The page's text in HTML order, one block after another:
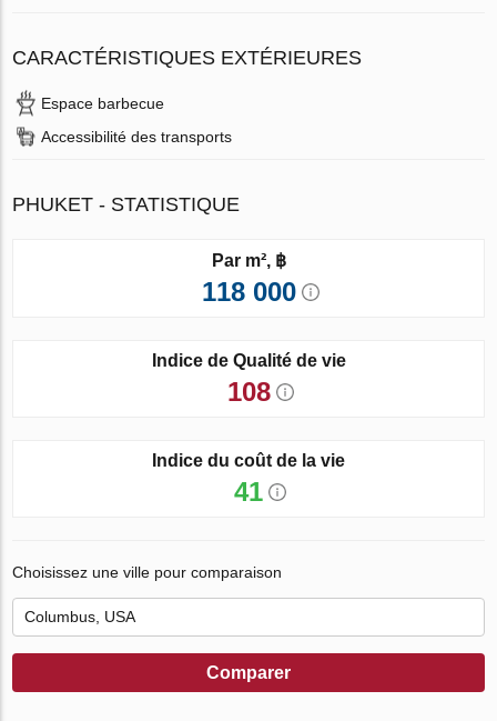
CARACTÉRISTIQUES EXTÉRIEURES
Espace barbecue
Accessibilité des transports
PHUKET - STATISTIQUE
Par m², ฿
118 000
Indice de Qualité de vie
108
Indice du coût de la vie
41
Choisissez une ville pour comparaison
Comparer